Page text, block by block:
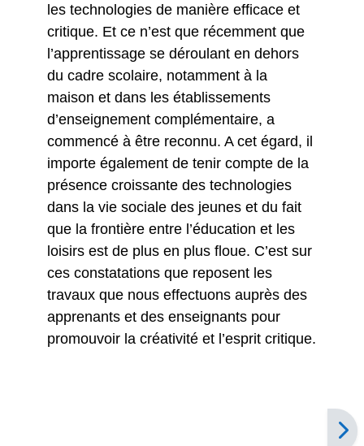
les technologies de manière efficace et
critique. Et ce n’est que récemment que
l’apprentissage se déroulant en dehors
du cadre scolaire, notamment à la
maison et dans les établissements
d’enseignement complémentaire, a
commencé à être reconnu. A cet égard, il
importe également de tenir compte de la
présence croissante des technologies
dans la vie sociale des jeunes et du fait
que la frontière entre l’éducation et les
loisirs est de plus en plus floue. C’est sur
ces constatations que reposent les
travaux que nous effectuons auprès des
apprenants et des enseignants pour
promouvoir la créativité et l’esprit critique.